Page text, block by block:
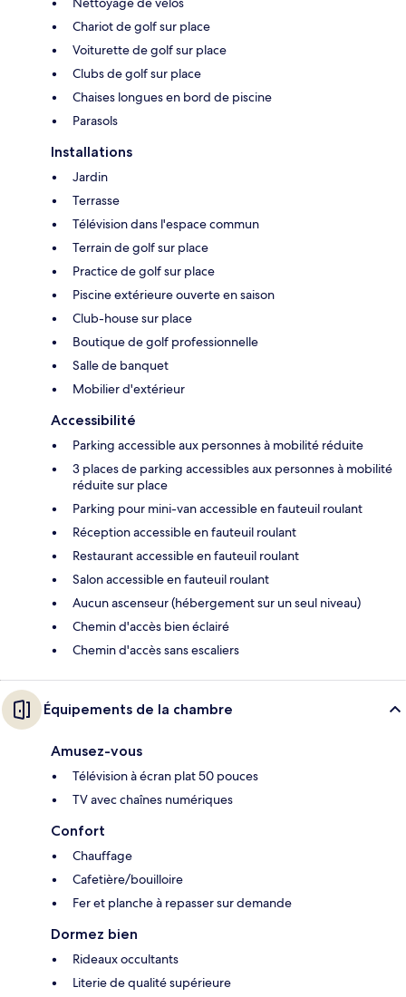
Chariot de golf sur place
Voiturette de golf sur place
Clubs de golf sur place
Chaises longues en bord de piscine
Parasols
Installations
Jardin
Terrasse
Télévision dans l'espace commun
Terrain de golf sur place
Practice de golf sur place
Piscine extérieure ouverte en saison
Club-house sur place
Boutique de golf professionnelle
Salle de banquet
Mobilier d'extérieur
Accessibilité
Parking accessible aux personnes à mobilité réduite
3 places de parking accessibles aux personnes à mobilité
réduite sur place
Parking pour mini-van accessible en fauteuil roulant
Réception accessible en fauteuil roulant
Restaurant accessible en fauteuil roulant
Salon accessible en fauteuil roulant
Aucun ascenseur (hébergement sur un seul niveau)
Chemin d'accès bien éclairé
Chemin d'accès sans escaliers
Équipements de la chambre
Amusez-vous
Télévision à écran plat 50 pouces
TV avec chaînes numériques
Confort
Chauffage
Cafetière/bouilloire
Fer et planche à repasser sur demande
Dormez bien
Rideaux occultants
Literie de qualité supérieure